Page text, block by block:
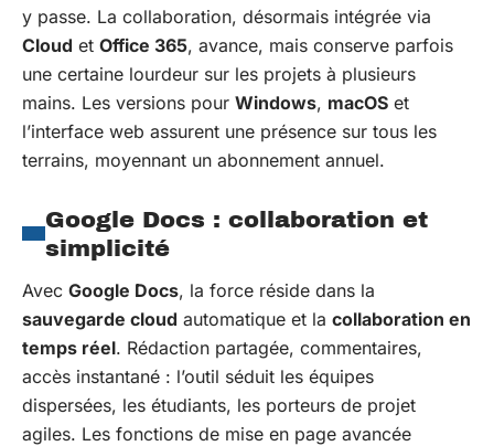
y passe. La collaboration, désormais intégrée via
Cloud et Office 365, avance, mais conserve parfois
une certaine lourdeur sur les projets à plusieurs
mains. Les versions pour Windows, macOS et
l’interface web assurent une présence sur tous les
terrains, moyennant un abonnement annuel.
Google Docs : collaboration et
simplicité
Avec Google Docs, la force réside dans la
sauvegarde cloud automatique et la collaboration en
temps réel. Rédaction partagée, commentaires,
accès instantané : l’outil séduit les équipes
dispersées, les étudiants, les porteurs de projet
agiles. Les fonctions de mise en page avancée